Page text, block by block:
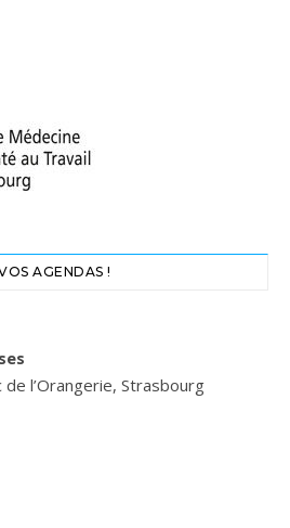
AGENDAS !
de l’Orangerie, Strasbourg